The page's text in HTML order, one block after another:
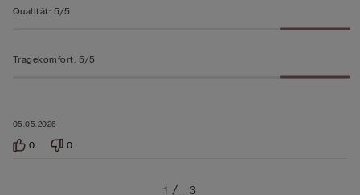
05.05.2026
Qualität: 5/5
Tragekomfort: 5/5
0 0
1 … 3